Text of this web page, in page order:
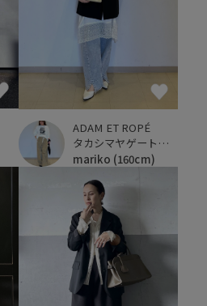
ADAM ET ROPÉ
タカシマヤゲートタワーモール
mariko (160cm)